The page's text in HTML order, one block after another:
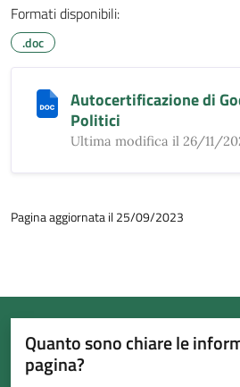
Formati disponibili:
.doc
Autocertificazione di
Politici
Ultima modifica il 26/11/
Pagina aggiornata il 25/09/2023
Quanto sono chiare le
pagina?